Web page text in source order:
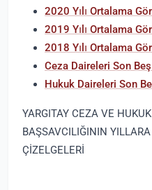
2020 Yılı Ortalama
2019 Yılı Ortalama
2018 Yılı Ortalama
Ceza Daireleri Son
Hukuk Daireleri Son
YARGITAY CEZA VE
BAŞSAVCILIĞININ
ÇİZELGELERİ